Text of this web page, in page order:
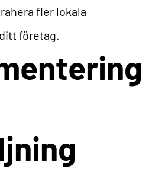
fler lokala
företag.